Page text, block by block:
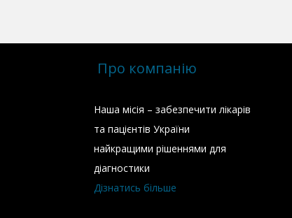
Про компанію
Наша місія – забезпечити лікарів
та пацієнтів України
найкращими рішеннями для
діагностики
Дізнатись більше